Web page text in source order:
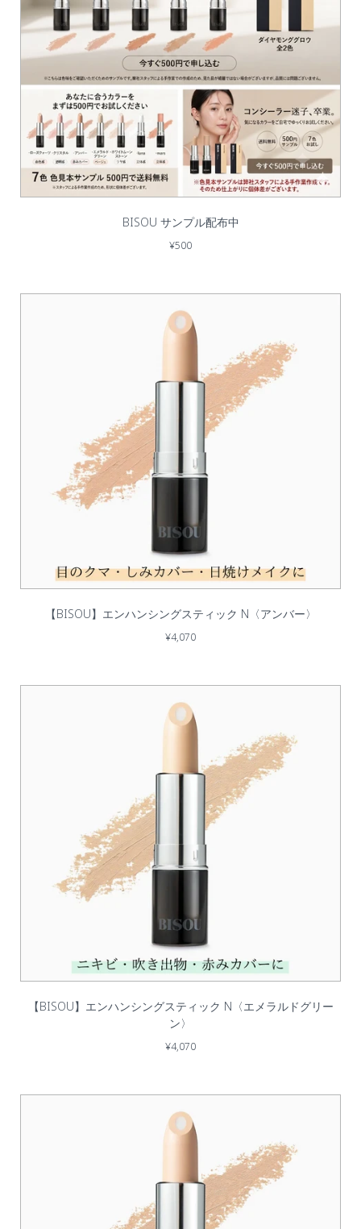
BISOU サンプル配布中
¥500
【BISOU】エンハンシングスティック N〈アンバー〉
¥4,070
【BISOU】エンハンシングスティック N〈エメラルドグリー
ン〉
¥4,070